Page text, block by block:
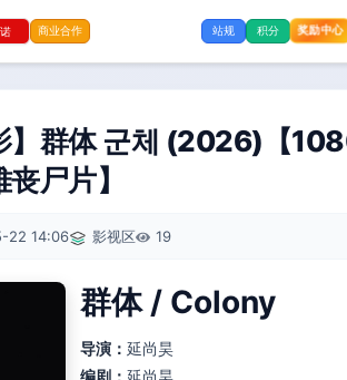
商业合作 站规 积分 奖励中心
】群体 군체 (2026)【
尸片】
22 14:06 影视区 19
群体 / Colony
导演： 延尚昊
编剧： 延尚昊